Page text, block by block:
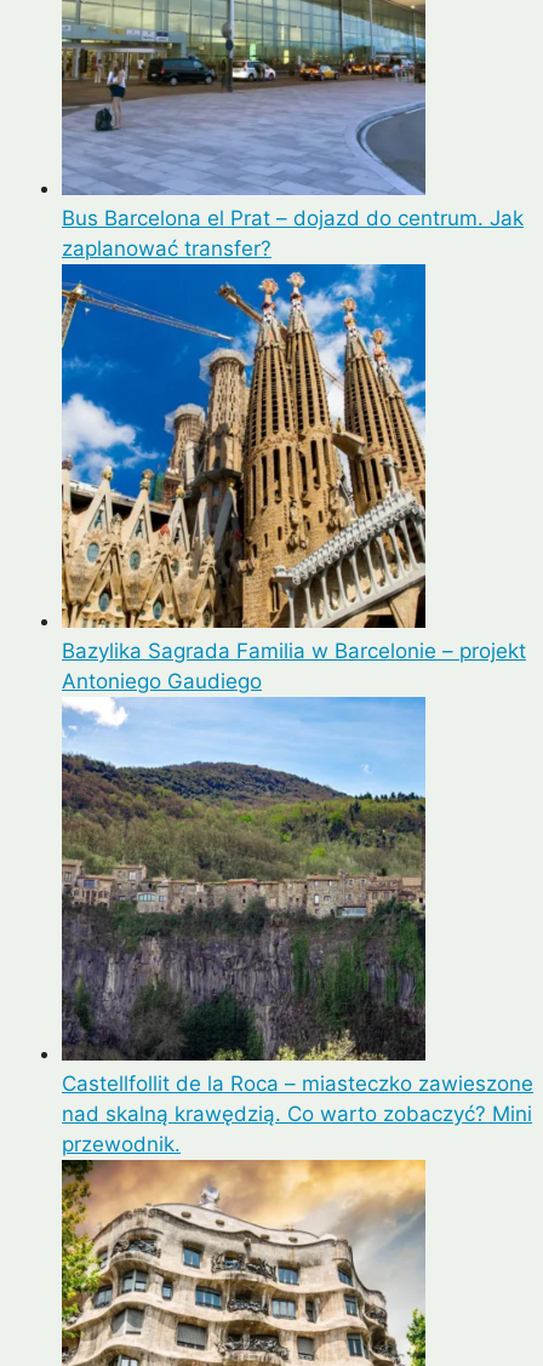
Bus Barcelona el Prat – dojazd do centrum. Jak
zaplanować transfer?
Bazylika Sagrada Familia w Barcelonie – projekt
Antoniego Gaudiego
Castellfollit de la Roca – miasteczko zawieszone
nad skalną krawędzią. Co warto zobaczyć? Mini
przewodnik.